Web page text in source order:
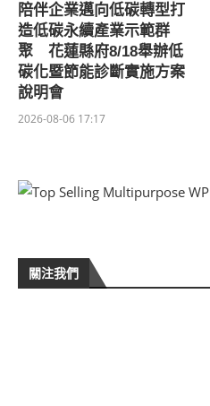
陪伴企業邁向低碳轉型打
造低碳永續產業示範群
聚 花蓮縣府8/18舉辦低
碳化暨節能診斷實施方案
說明會
2026-08-06 17:17
關注我們